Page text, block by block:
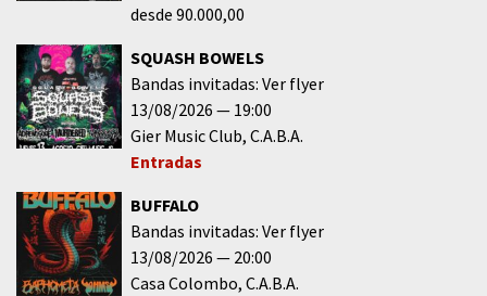
desde 90.000,00
SQUASH BOWELS
Bandas invitadas: Ver flyer
13/08/2026
19:00
Gier Music Club C.A.B.A.
Entradas
BUFFALO
Bandas invitadas: Ver flyer
13/08/2026
20:00
Casa Colombo C.A.B.A.